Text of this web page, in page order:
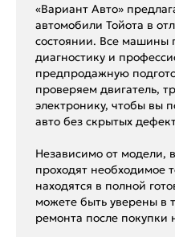
«Вариант Авто»
автомобили Тойота в
состоянии. Все машины
диагностику и
предпродажную
проверяем двигатель,
электронику, чтобы вы
авто без скрытых
Независимо от модели,
проходят необходимое
находятся в полной
можете быть уверены в
ремонта после покупки